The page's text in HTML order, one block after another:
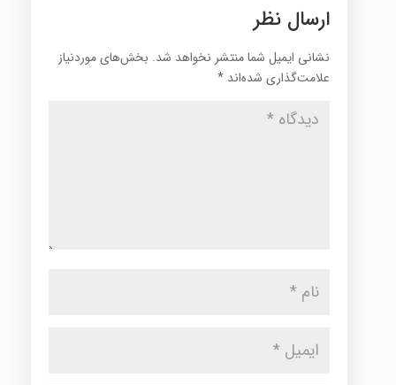
ارسال نظر
نشانی ایمیل شما منتشر نخواهد شد. بخش‌های موردنیاز
علامت‌گذاری شده‌اند *